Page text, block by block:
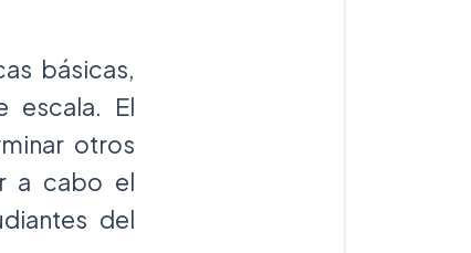
básicas,
escala. El
otros
a cabo el
del